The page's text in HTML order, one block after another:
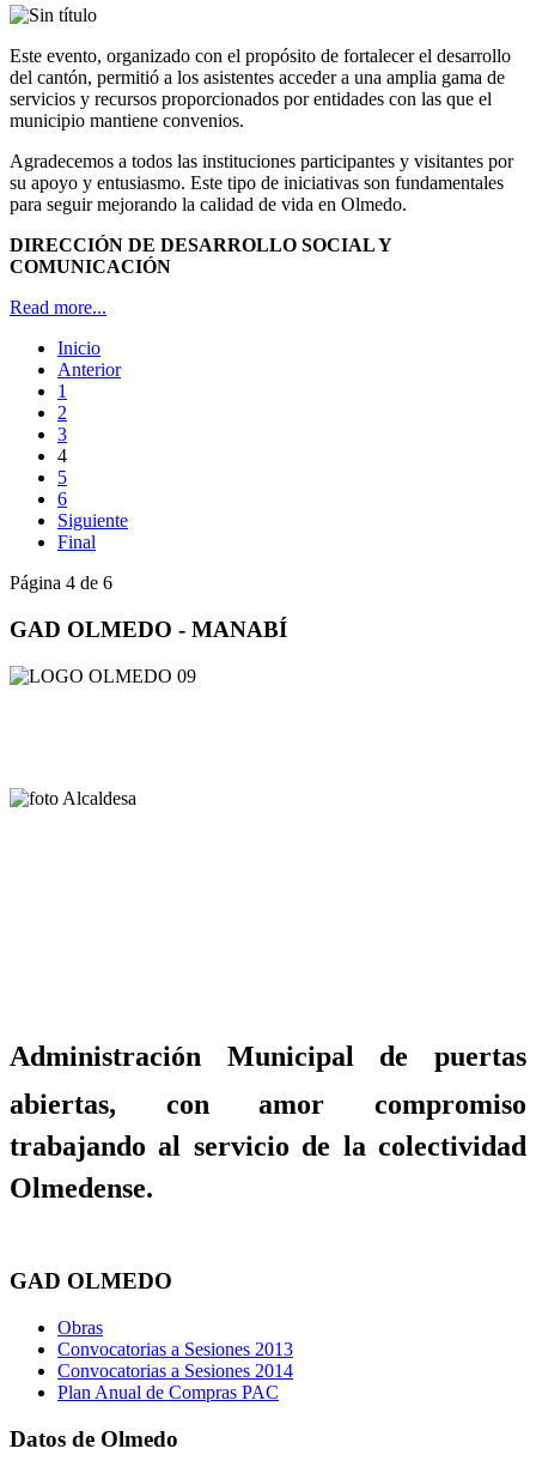
Este evento, organizado con el propósito de fortalecer el desarrollo
del cantón, permitió a los asistentes acceder a una amplia gama de
servicios y recursos proporcionados por entidades con las que el
municipio mantiene convenios.
Agradecemos a todos las instituciones participantes y visitantes por
su apoyo y entusiasmo. Este tipo de iniciativas son fundamentales
para seguir mejorando la calidad de vida en Olmedo.
DIRECCIÓN DE DESARROLLO SOCIAL Y
COMUNICACIÓN
Read more...
Inicio
Anterior
1
2
3
4
5
6
Siguiente
Final
Página 4 de 6
GAD OLMEDO - MANABÍ
Administración Municipal de puertas
abiertas, con amor compromiso
trabajando al servicio de la colectividad
Olmedense.
GAD OLMEDO
Obras
Convocatorias a Sesiones 2013
Convocatorias a Sesiones 2014
Plan Anual de Compras PAC
Datos de Olmedo